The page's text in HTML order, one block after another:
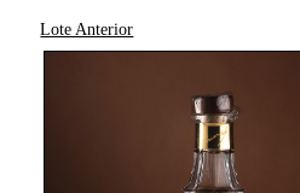
Lote Anterior